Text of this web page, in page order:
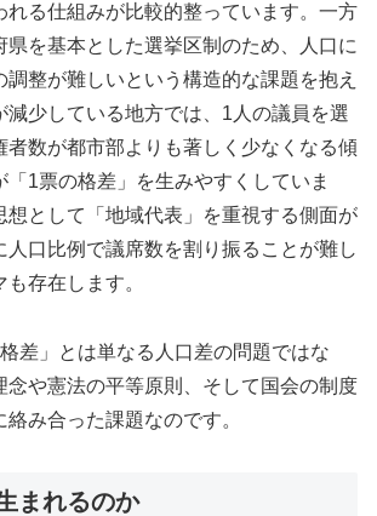
れる仕組みが比較的整っています。一方
県を基本とした選挙区制のため、人口に
調整が難しいという構造的な課題を抱え
減少している地方では、1人の議員を選
者数が都市部よりも著しく少なくなる傾
「1票の格差」を生みやすくしていま
想として「地域代表」を重視する側面が
人口比例で議席数を割り振ることが難し
存在します。
差」とは単なる人口差の問題ではな
念や憲法の平等原則、そして国会の制度
み合った課題なのです。
まれるのか